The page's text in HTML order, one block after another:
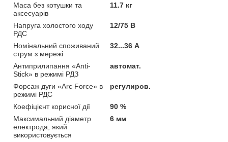
Маса без котушки та
аксесуарів
11.7 кг
Напруга холостого ходу
РДС
12/75 В
Номінальний споживаний
струм з мережі
32...36 А
Антиприлипання «Anti-
Stick» в режимі РДЗ
автомат.
Форсаж дуги «Arc Force» в
режимі РДС
регулиров.
Коефіцієнт корисної дії
90 %
Максимальний діаметр
електрода, який
використовується
6 мм